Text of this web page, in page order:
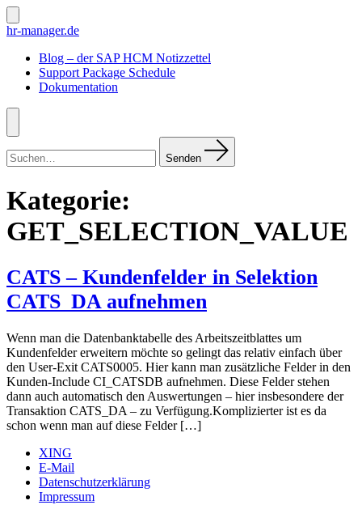
Zum
Inhalt
Suche
ein-/ausblenden
hr-manager.de
Blog – der SAP HCM Notizzettel
Support Package Schedule
Dokumentation
Menü
nach:
Senden
Kategorie:
GET_SELECTION_VALUE
CATS – Kundenfelder in Selektion
CATS_DA aufnehmen
Wenn man die Datenbanktabelle des Arbeitszeitblattes um
Kundenfelder erweitern möchte so gelingt das relativ einfach über
den User-Exit CATS0005. Hier kann man zusätzliche Felder in den
Kunden-Include CI_CATSDB aufnehmen. Diese Felder stehen
dann auch automatisch den Auswertungen – hier insbesondere der
Transaktion CATS_DA – zu Verfügung.Komplizierter ist es da
schon wenn man auf diese Felder […]
XING
E-Mail
Datenschutzerklärung
Impressum